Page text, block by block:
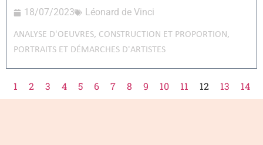
18/07/2023 Léonard de Vinci
ANALYSE D'OEUVRES, CONSTRUCTION ET PROPORTION,
PORTRAITS ET DÉMARCHES D'ARTISTES
1 2 3 4 5 6 7 8 9 10 11 12 13 14